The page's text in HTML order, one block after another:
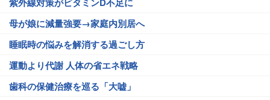
母が娘に減量強要→家庭内別居へ
睡眠時の悩みを解消する過ごし方
運動より代謝 人体の省エネ戦略
歯科の保健治療を巡る「大嘘」